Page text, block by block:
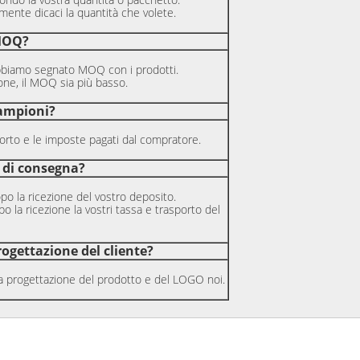
dicaci la quantità che volete.
segnato MOQ con i prodotti.
il MOQ sia più basso.
e le imposte pagati dal compratore.
consegna?
la ricezione del vostro deposito.
la ricezione la vostri tassa e trasporto del
del cliente?
progettazione del prodotto e del LOGO noi.